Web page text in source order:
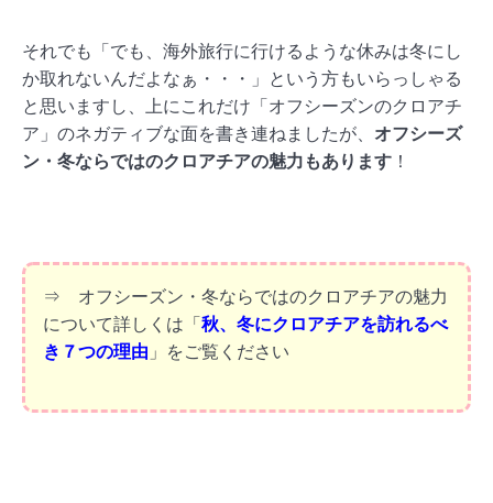
それでも「でも、海外旅行に行けるような休みは冬にし
か取れないんだよなぁ・・・」という方もいらっしゃる
と思いますし、上にこれだけ「オフシーズンのクロアチ
ア」のネガティブな面を書き連ねましたが、 オフシーズ
ン・冬ならではのクロアチアの魅力もあります ！
⇒ オフシーズン・冬ならではのクロアチアの魅力
について詳しくは「 秋、冬にクロアチアを訪れるべ
き７つの理由 」をご覧ください